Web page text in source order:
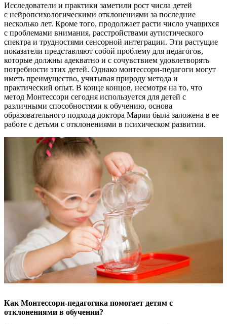
Исследователи и практики заметили рост числа детей
с нейропсихологическими отклонениями за последние
несколько лет. Кроме того, продолжает расти число учащихся
с проблемами внимания, расстройствами аутистического
спектра и трудностями сенсорной интеграции. Эти растущие
показатели представляют собой проблему для педагогов,
которые должны адекватно и с сочувствием удовлетворять
потребности этих детей. Однако монтессори-педагоги могут
иметь преимущество, учитывая природу метода и
практический опыт. В конце концов, несмотря на то, что
метод Монтессори сегодня используется для детей с
различными способностями к обучению, основа
образовательного подхода доктора Марии была заложена в ее
работе с детьми с отклонениями в психическом развитии.
Как Монтессори-педагогика помогает детям с
отклонениями в обучении?